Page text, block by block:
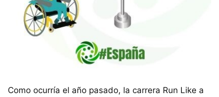
Como ocurría el año pasado, la carrera Run Like a